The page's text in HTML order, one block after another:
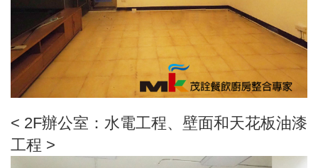
< 2F辦公室：水電工程、壁面和天花板油漆
工程 >